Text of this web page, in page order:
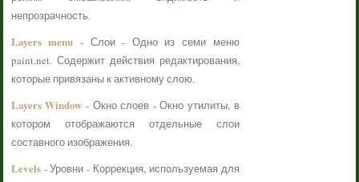
непрозрачность.
Layers menu - Слои - Одно из семи меню
paint.net. Содержит действия редактирования,
которые привязаны к активному слою.
Layers Window - Окно слоев - Окно утилиты, в
котором отображаются отдельные слои
составного изображения.
Levels- Уровни - Коррекция, используемая для